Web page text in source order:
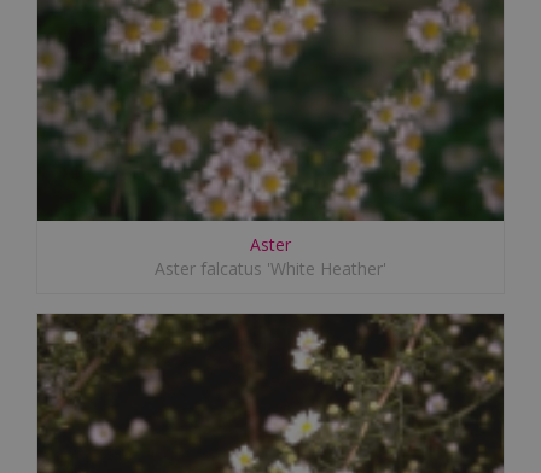
Aster
Aster falcatus 'White Heather'